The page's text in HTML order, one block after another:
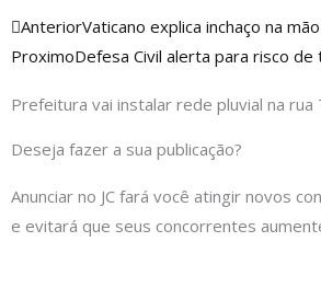
Anterior
AnteriorVaticano explica inchaço na
ProximoDefesa Civil alerta para risco
Prefeitura vai instalar rede pluvial na
Deseja fazer a sua publicação?
Anunciar no JC fará você atingir novos
e evitará que seus concorrentes